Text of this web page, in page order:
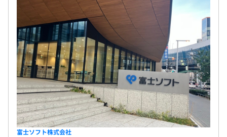
富士ソフト株式会社